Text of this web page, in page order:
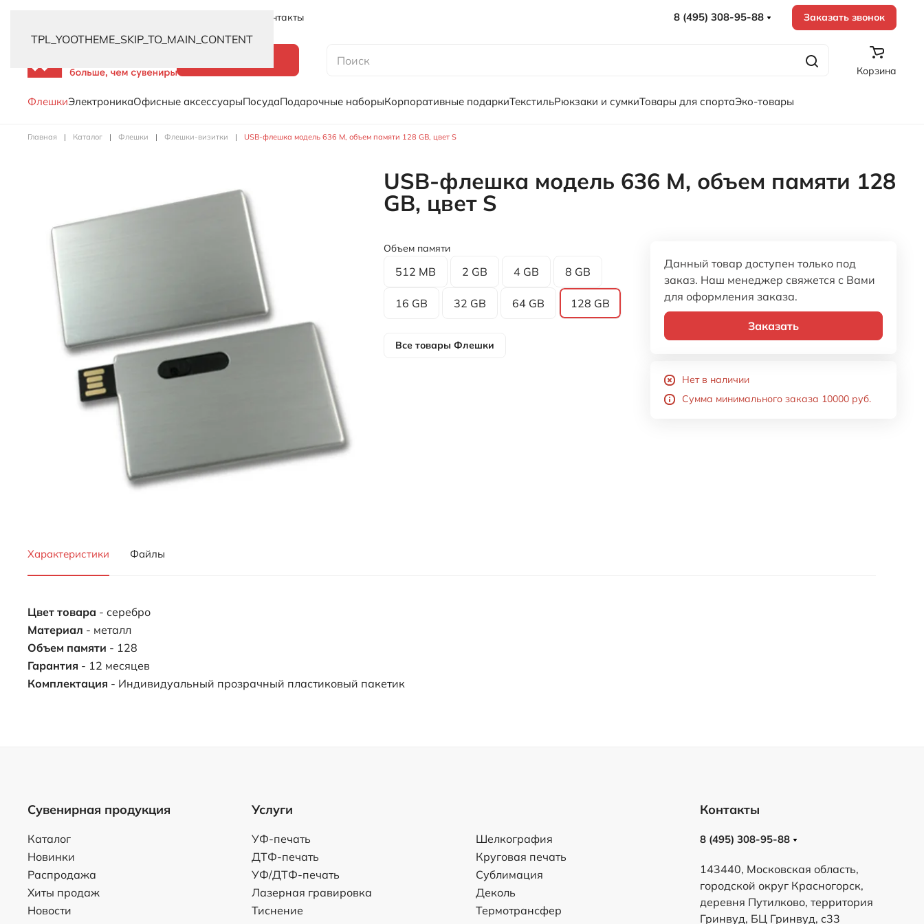
TPL_YOOTHEME_SKIP_TO_MAIN_CONTENT
Контакты 8 (495) 308-95-88 Заказать звонок
Корзина
ФлешкиЭлектроникаОфисные аксессуарыПосудаПодарочные наборыКорпоративные подаркиТекстильРюкзаки и сумкиТовары для спортаЭко-товары
Главная Каталог Флешки Флешки-визитки USB-флешка модель 636 M, объем памяти 128 GB, цвет S
USB-флешка модель 636 M, объем памяти 128
GB, цвет S
Объем памяти
512 MB 2 GB 4 GB 8 GB
16 GB 32 GB 64 GB 128 GB
Все товары Флешки
Данный товар доступен только под
заказ. Наш менеджер свяжется с Вами
для оформления заказа.
Заказать
Нет в наличии
Сумма минимального заказа 10000 руб.
Характеристики Файлы
Цвет товара - серебро
Материал - металл
Объем памяти - 128
Гарантия - 12 месяцев
Комплектация - Индивидуальный прозрачный пластиковый пакетик
Сувенирная продукция
Каталог
Новинки
Распродажа
Хиты продаж
Новости
Услуги
УФ-печать
ДТФ-печать
УФ/ДТФ-печать
Лазерная гравировка
Тиснение
Шелкография
Круговая печать
Сублимация
Деколь
Термотрансфер
Контакты
8 (495) 308-95-88
143440, Московская область,
городской округ Красногорск,
деревня Путилково, территория
Гринвуд, БЦ Гринвуд, с33